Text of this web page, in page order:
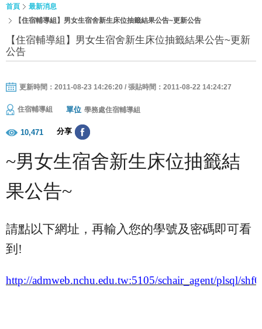
首頁
最新消息
【住宿輔導組】男女生宿舍新生床位抽籤結果公告~更新公告
【住宿輔導組】男女生宿舍新生床位抽籤結果公告~更新
公告
更新時間：2011-08-23 14:26:20 / 張貼時間：2011-08-22 14:24:27
住宿輔導組 單位 學務處住宿輔導組
10,471 分享
~男女生宿舍新生床位抽籤結
果公告~
請點以下網址，再輸入您的學號及密碼即可看
到 !
http://admweb.nchu.edu.tw:5105/schair_agent/plsql/